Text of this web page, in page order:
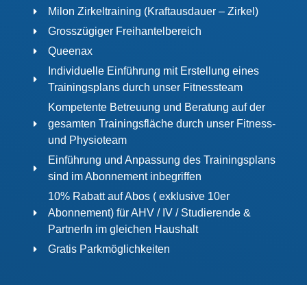
Milon Zirkeltraining (Kraftausdauer – Zirkel)
Grosszügiger Freihantelbereich
Queenax
Individuelle Einführung mit Erstellung eines
Trainingsplans durch unser Fitnessteam
Kompetente Betreuung und Beratung auf der
gesamten Trainingsfläche durch unser Fitness-
und Physioteam
Einführung und Anpassung des Trainingsplans
sind im Abonnement inbegriffen
10% Rabatt auf Abos ( exklusive 10er
Abonnement) für AHV / IV / Studierende &
PartnerIn im gleichen Haushalt
Gratis Parkmöglichkeiten